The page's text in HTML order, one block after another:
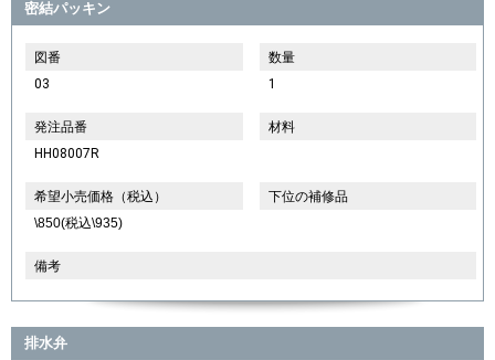
密結パッキン
図番
03
数量
1
発注品番
HH08007R
材料
希望小売価格（税込）
\850(税込\935)
下位の補修品
備考
排水弁